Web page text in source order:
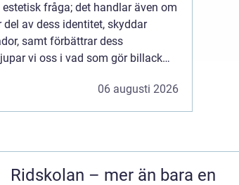
fråga; det handlar även om
av dess identitet, skyddar
samt förbättrar dess
vi oss i vad som gör billack
06 augusti 2026
Ridskolan – mer än bara en